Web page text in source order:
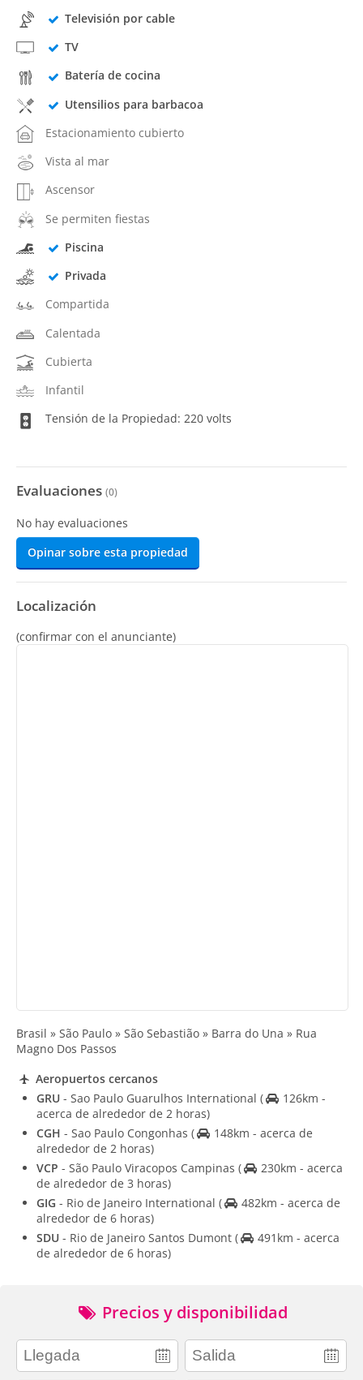
Televisión por cable
TV
Batería de cocina
Utensilios para barbacoa
Estacionamiento cubierto
Vista al mar
Ascensor
Se permiten fiestas
Piscina
Privada
Compartida
Calentada
Cubierta
Infantil
Tensión de la Propiedad: 220 volts
Evaluaciones (0)
No hay evaluaciones
Opinar sobre esta propiedad
Localización
(confirmar con el anunciante)
Brasil » São Paulo » São Sebastião » Barra do Una » Rua
Magno Dos Passos
Aeropuertos cercanos
GRU - Sao Paulo Guarulhos International (
126km -
acerca de alrededor de 2 horas)
CGH - Sao Paulo Congonhas (
148km - acerca de
alrededor de 2 horas)
VCP - São Paulo Viracopos Campinas (
230km - acerca
de alrededor de 3 horas)
GIG - Rio de Janeiro International (
482km - acerca de
alrededor de 6 horas)
SDU - Rio de Janeiro Santos Dumont (
491km - acerca
de alrededor de 6 horas)
Precios y disponibilidad